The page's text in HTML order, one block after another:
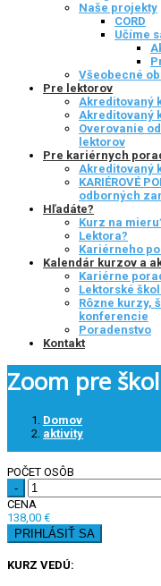
Naše projekty
CORD
Učíme
Všeobecné
Pre lektorov
Akreditovaný
Akreditovaný
Overovanie
lektorov
Pre kariérnych
Akreditovaný
KARIÉROVÉ
odborných
Hľadáte?
Kurz na
Lektora?
Kariérneho
Kalendár kurzov a
Kariérne
Lektorské
Rôzne kurzy,
konferencie
Poradenstvo
Kontakt
Zoom pre
Domov
aktivity
POČET OSÔB
-
CENA
138,00 €
PRIHLÁSIŤ SA
KURZ VEDÚ: